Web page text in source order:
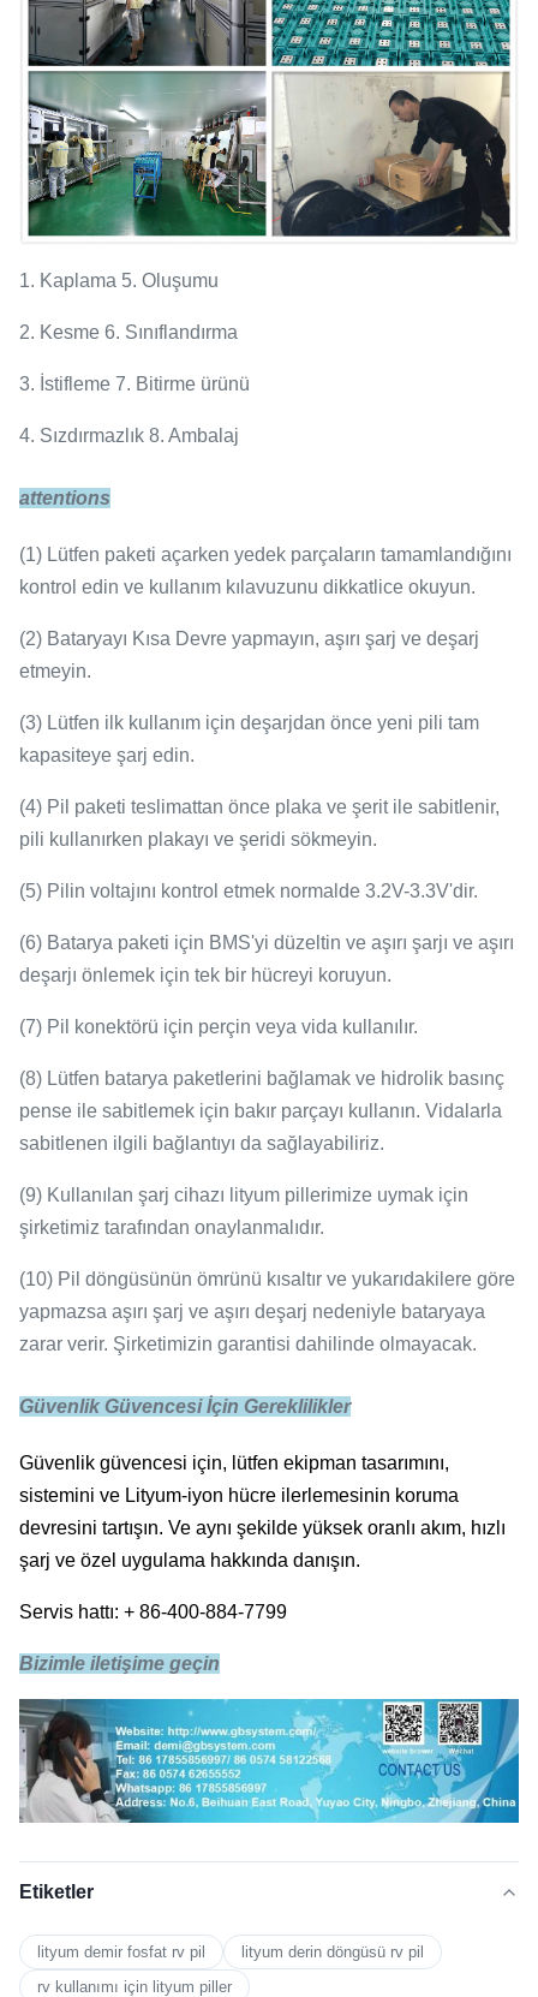
1. Kaplama 5. Oluşumu
2. Kesme 6. Sınıflandırma
3. İstifleme 7. Bitirme ürünü
4. Sızdırmazlık 8. Ambalaj
attentions
(1) Lütfen paketi açarken yedek parçaların tamamlandığını
kontrol edin ve kullanım kılavuzunu dikkatlice okuyun.
(2) Bataryayı Kısa Devre yapmayın, aşırı şarj ve deşarj
etmeyin.
(3) Lütfen ilk kullanım için deşarjdan önce yeni pili tam
kapasiteye şarj edin.
(4) Pil paketi teslimattan önce plaka ve şerit ile sabitlenir,
pili kullanırken plakayı ve şeridi sökmeyin.
(5) Pilin voltajını kontrol etmek normalde 3.2V-3.3V'dir.
(6) Batarya paketi için BMS'yi düzeltin ve aşırı şarjı ve aşırı
deşarjı önlemek için tek bir hücreyi koruyun.
(7) Pil konektörü için perçin veya vida kullanılır.
(8) Lütfen batarya paketlerini bağlamak ve hidrolik basınç
pense ile sabitlemek için bakır parçayı kullanın. Vidalarla
sabitlenen ilgili bağlantıyı da sağlayabiliriz.
(9) Kullanılan şarj cihazı lityum pillerimize uymak için
şirketimiz tarafından onaylanmalıdır.
(10) Pil döngüsünün ömrünü kısaltır ve yukarıdakilere göre
yapmazsa aşırı şarj ve aşırı deşarj nedeniyle bataryaya
zarar verir. Şirketimizin garantisi dahilinde olmayacak.
Güvenlik Güvencesi İçin Gereklilikler
Güvenlik güvencesi için, lütfen ekipman tasarımını,
sistemini ve Lityum-iyon hücre ilerlemesinin koruma
devresini tartışın. Ve aynı şekilde yüksek oranlı akım, hızlı
şarj ve özel uygulama hakkında danışın.
Servis hattı: + 86-400-884-7799
Bizimle iletişime geçin
Etiketler
lityum demir fosfat rv pil
lityum derin döngüsü rv pil
rv kullanımı için lityum piller